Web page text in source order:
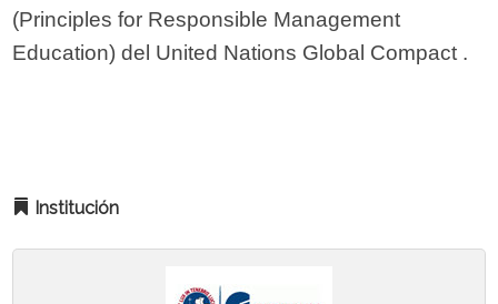
(Principles for Responsible Management
Education) del United Nations Global Compact .
Institución